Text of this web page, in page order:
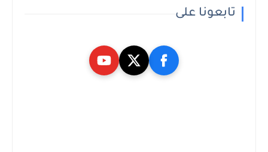
تابعونا على